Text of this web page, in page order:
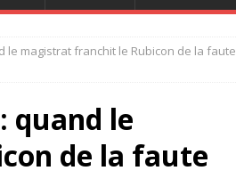
le magistrat franchit le Rubicon de la faute
quand le
de la faute